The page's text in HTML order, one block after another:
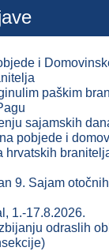
i
paškim
sajamskih
pobjede i
hrvatskih
9. Sajam
1.-17.8.2026.
odraslih